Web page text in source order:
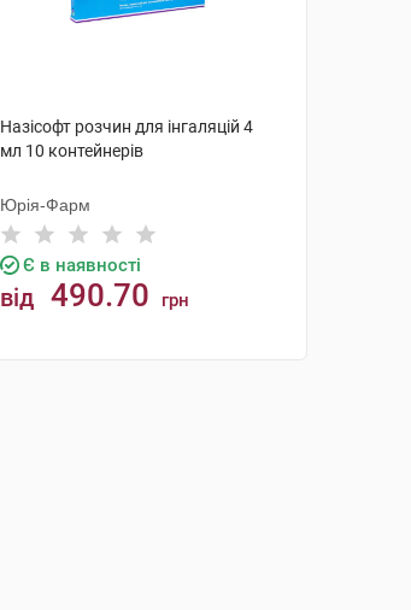
Назісофт розчин для інгаляцій 4
мл 10 контейнерів
Юрія-Фарм
Є в наявності
від 490.70 грн